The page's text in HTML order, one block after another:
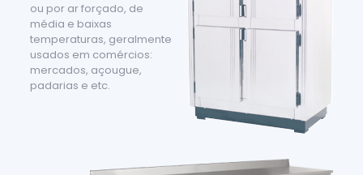
ou por ar forçado, de
média e baixas
temperaturas, geralmente
usados em comércios:
mercados, açougue,
padarias e etc.